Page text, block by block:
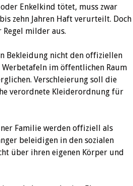
Enkelkind tötet, muss zwar
zehn Jahren Haft verurteilt. Doch
milder aus.
Bekleidung nicht den offiziellen
im öffentlichen Raum
Verschleierung soll die
verordnete Kleiderordnung für
Familie werden offiziell als
beleidigen in den sozialen
über ihren eigenen Körper und